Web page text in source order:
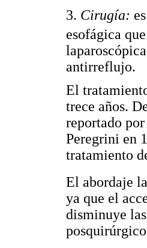
3. Cirugía:
esofágica
antirreflujo.
El
trece años.
reportado
Peregrini en
tratamiento
El abordaje
ya que el
disminuye